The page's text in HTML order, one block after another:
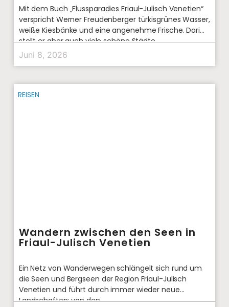
Mit dem Buch „Flussparadies Friaul-Julisch Venetien“
verspricht Werner Freudenberger türkisgrünes Wasser,
weiße Kiesbänke und eine angenehme Frische. Darin
stellt er aber auch viele schöne Städte
Juni 8, 2026
REISEN
Wandern zwischen den Seen in
Friaul-Julisch Venetien
Ein Netz von Wanderwegen schlängelt sich rund um
die Seen und Bergseen der Region Friaul-Julisch
Venetien und führt durch immer wieder neue
Landschaften: von den